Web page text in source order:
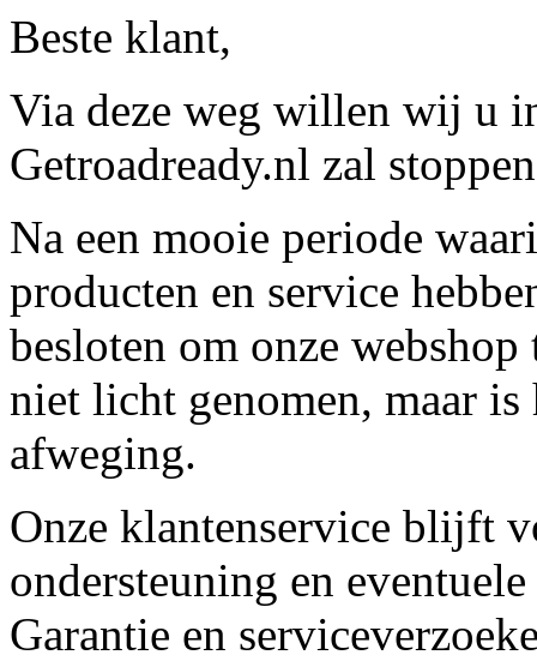
Beste klant,
Via deze weg willen wij u
Getroadready.nl zal
Na een mooie periode
producten en service
besloten om onze
niet licht genomen, maar
afweging.
Onze klantenservice blijft
ondersteuning en
Garantie en